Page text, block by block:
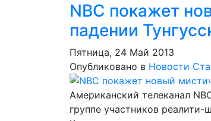
NBC покажет
падении
Пятница, 24 Май 2013
Опубликовано в Новости
Американский телеканал
группе участников